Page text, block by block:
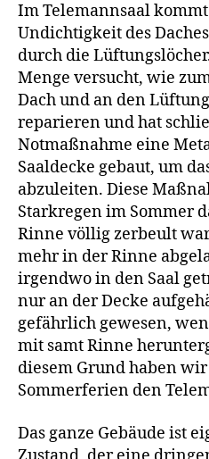
Im Telemannsaal
Undichtigkeit des
durch die
Menge versucht, wie
Dach und an den
reparieren und hat
Notmaßnahme eine
Saaldecke gebaut, um
abzuleiten. Diese
Starkregen im Sommer
Rinne völlig zerbeult
mehr in der Rinne
irgendwo in den Saal
nur an der Decke
gefährlich gewesen,
mit samt Rinne
diesem Grund haben
Sommerferien den
Das ganze Gebäude ist